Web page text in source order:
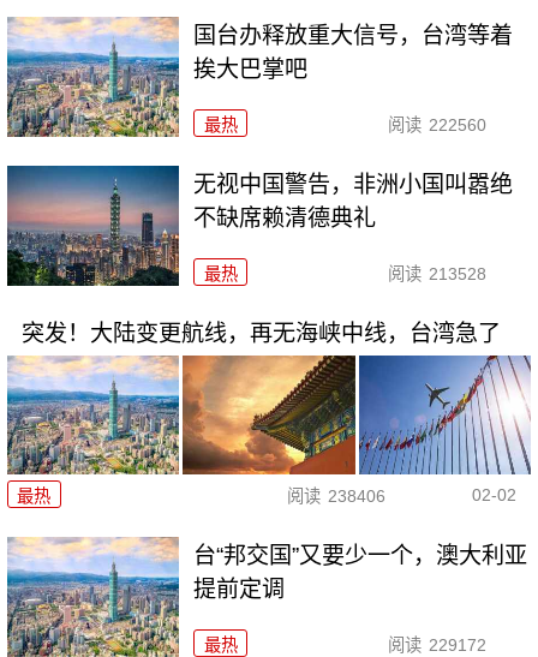
国台办释放重大信号，台湾等着
挨大巴掌吧
最热 阅读 222560
无视中国警告，非洲小国叫嚣绝
不缺席赖清德典礼
最热 阅读 213528
突发！大陆变更航线，再无海峡中线，台湾急了
最热 阅读 238406 02-02
台“邦交国”又要少一个，澳大利亚
提前定调
最热 阅读 229172